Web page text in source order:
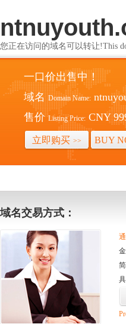
您正在访问的域名可以转让!This
一口价出售中！
域名 Domain Name:
售价 Listing Price: CNY
立即购买 >> BUY
域名交易方式：